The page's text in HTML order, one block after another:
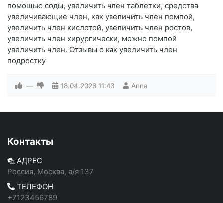
помощью соды, увеличить член таблетки, средства
увеличивающие член, как увеличить член помпой,
увеличить член кислотой, увеличить член ростов,
увеличить член хирургически, можно помпой
увеличить член. Отзывы о как увеличить член
подростку
— 18.04.2026 11:43 Anna
Контакты
АДРЕС
Россия, Москва, а/я 137
ТЕЛЕФОН
+7123456789